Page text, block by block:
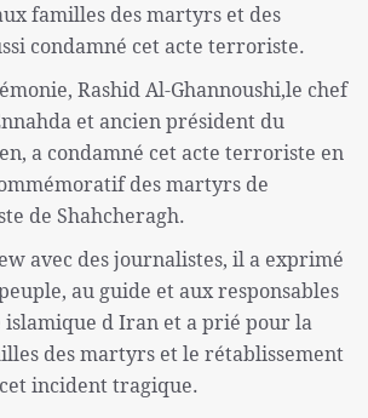
familles des martyrs et des
condamné cet acte terroriste.
Rashid Al-Ghannoushi,le chef
et ancien président du
a condamné cet acte terroriste en
des martyrs de
de Shahcheragh.
avec des journalistes, il a exprimé
au guide et aux responsables
islamique d Iran et a prié pour la
des martyrs et le rétablissement
cet incident tragique.